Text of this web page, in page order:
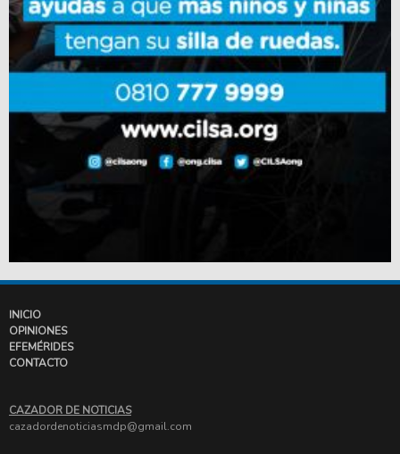
INICIO
OPINIONES
EFEMÉRIDES
CONTACTO
CAZADOR DE NOTICIAS
cazadordenoticiasmdp@gmail.com